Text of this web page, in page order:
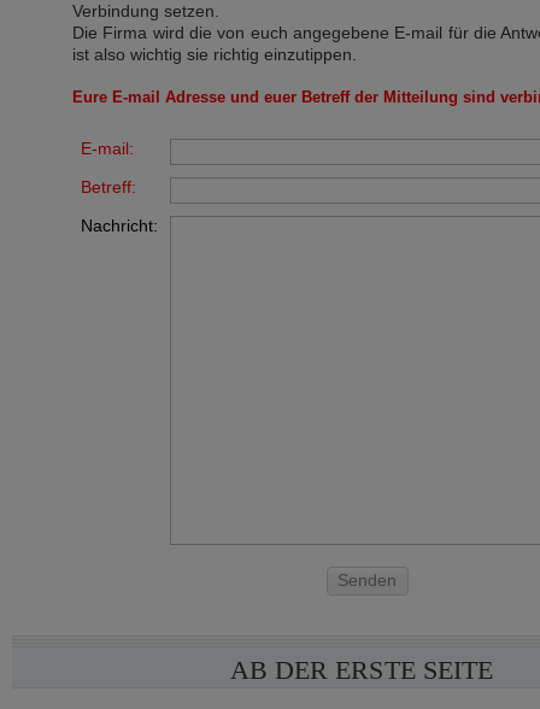
Verbindung setzen.
Die Firma wird die von euch angegebene E-mail für die
ist also wichtig sie richtig einzutippen.
Eure E-mail Adresse und euer Betreff der Mitteilung sind
E-mail:
Betreff:
Nachricht:
Senden
AB DER ERSTE SEITE